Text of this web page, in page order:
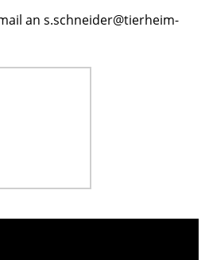
an s.schneider@tierheim-